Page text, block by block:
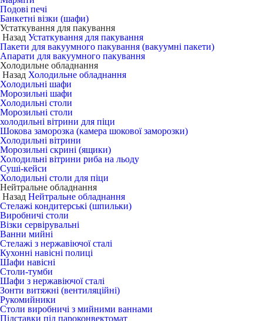
Подові печі
Банкетні візки (шафи)
Устаткування для пакування
Назад Устаткування для пакування
Пакети для вакуумного пакування (вакуумні пакети)
Апарати для вакуумного пакування
Холодильне обладнання
Назад Холодильне обладнання
Холодильні шафи
Морозильні шафи
Холодильні столи
Морозильні столи
холодильні вітрини для піци
Шокова заморозка (камера шокової заморозки)
Холодильні вітрини
Морозильні скрині (ящики)
Холодильні вітрини риба на льоду
Суші-кейси
Холодильні столи для піци
Нейтральне обладнання
Назад Нейтральне обладнання
Стелажі кондитерські (шпильки)
Виробничі столи
Візки сервірувальні
Ванни мийні
Стелажі з нержавіючої сталі
Кухонні навісні полиці
Шафи навісні
Столи-тумби
Шафи з нержавіючої сталі
Зонти витяжні (вентиляційні)
Рукомийники
Столи виробничі з мийними ваннами
Підставки під пароконвектомат